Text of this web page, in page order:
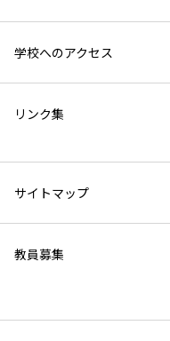
学校へのアクセス
リンク集
サイトマップ
教員募集